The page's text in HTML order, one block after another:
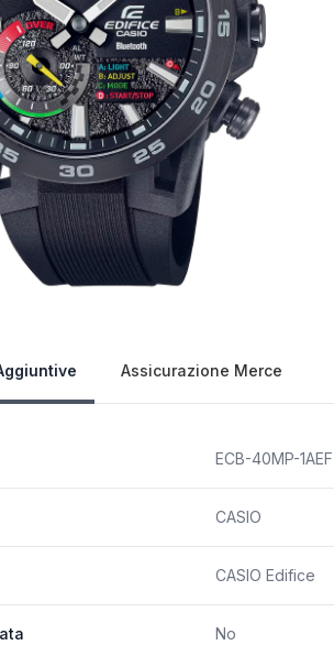
Assicurazione Merce
ECB-40MP-1AEF
CASIO
CASIO Edifice
No